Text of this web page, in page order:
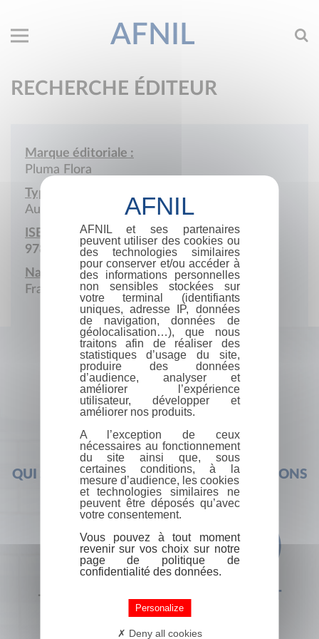
AFNIL
RECHERCHE ÉDITEUR
Marque éditoriale :
Pluma Flora
Type de société :
Auto-édition
ISBN :
978-2-9599017
Nationalité :
France
QUI SOMMES-NOUS ? FOIRE AUX QUESTIONS
+33 (0) 1 44 41 29 19 CONTACT
AFNIL et ses partenaires
peuvent utiliser des cookies ou
des technologies similaires
pour conserver et/ou accéder à
des informations personnelles
non sensibles stockées sur
votre terminal (identifiants
uniques, adresse IP, données
de navigation, données de
géolocalisation…), que nous
traitons afin de réaliser des
statistiques d’usage du site,
produire des données
d’audience, analyser et
améliorer l’expérience
utilisateur, développer et
améliorer nos produits.
A l’exception de ceux
nécessaires au fonctionnement
du site ainsi que, sous
certaines conditions, à la
mesure d’audience, les cookies
et technologies similaires ne
peuvent être déposés qu’avec
votre consentement.
Vous pouvez à tout moment
revenir sur vos choix sur notre
page de politique de
confidentialité des données.
Personalize
Deny all cookies